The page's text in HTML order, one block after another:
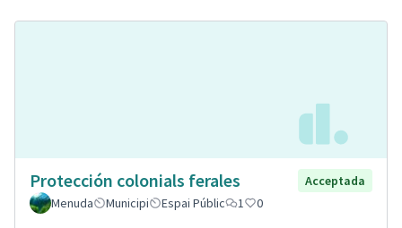
Protección colonials ferales
Acceptada
Menuda
Municipi Espai Públic 1 0